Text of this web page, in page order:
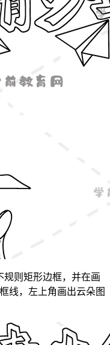
则矩形边框，并在画
线，左上角画出云朵图